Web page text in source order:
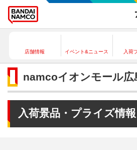
店舗情報 イベント&ニュース 入荷
namcoイオンモール広
入荷景品・プライズ情報